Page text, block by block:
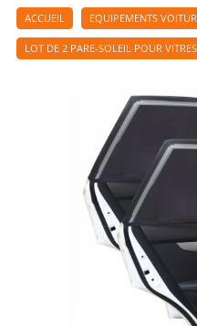
ACCUEIL EQUIPEMENTS
LOT DE 2 PARE-SOLEIL POUR